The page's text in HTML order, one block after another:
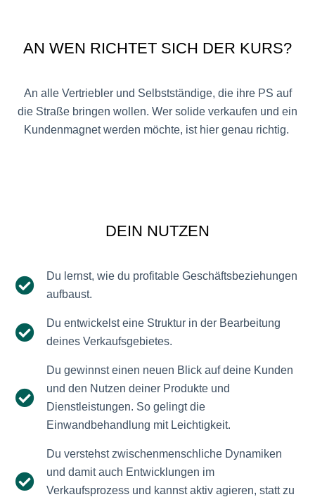
AN WEN RICHTET SICH DER KURS?
An alle Vertriebler und Selbstständige, die ihre PS auf
die Straße bringen wollen. Wer solide verkaufen und ein
Kundenmagnet werden möchte, ist hier genau richtig.
DEIN NUTZEN
Du lernst, wie du profitable Geschäftsbeziehungen
aufbaust.
Du entwickelst eine Struktur in der Bearbeitung
deines Verkaufsgebietes.
Du gewinnst einen neuen Blick auf deine Kunden
und den Nutzen deiner Produkte und
Dienstleistungen. So gelingt die
Einwandbehandlung mit Leichtigkeit.
Du verstehst zwischenmenschliche Dynamiken
und damit auch Entwicklungen im
Verkaufsprozess und kannst aktiv agieren, statt zu